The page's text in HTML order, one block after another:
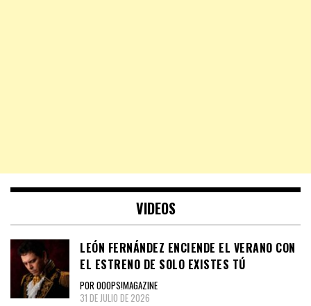
VIDEOS
LEÓN FERNÁNDEZ ENCIENDE EL VERANO CON
EL ESTRENO DE SOLO EXISTES TÚ
POR OOOPS!MAGAZINE
31 DE JULIO DE 2026